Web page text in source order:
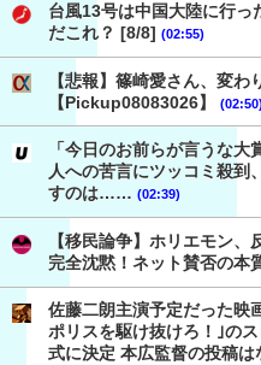
台風13号は中国大陸に行
だこれ？ [8/8] (02:55)
【悲報】篠崎愛さん、変
【Pickup08083026】
(02:50)
「今日のお前らが言うな
人への苦言にツッコミ殺到
すのは…… (02:39)
【移民論争】ホリエモン
完全沈黙！ネット賛否の本
佐藤二朗主演予定だった映
ポリスを駆け抜けろ！｣の
式に決定 本広監督の投稿